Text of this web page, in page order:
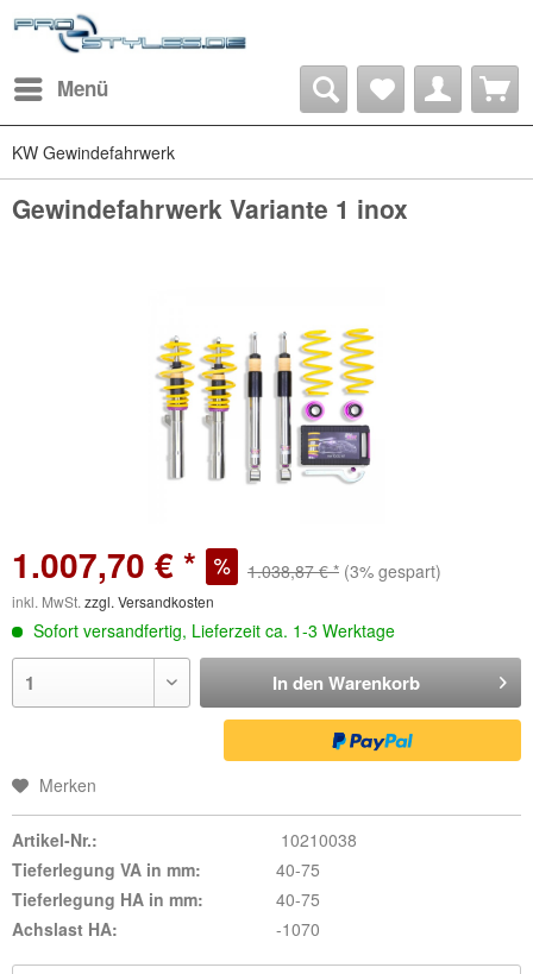
Menü
KW Gewindefahrwerk
Gewindefahrwerk Variante 1 inox
1.007,70 € * 1.038,87 € * (3% gespart)
inkl. MwSt. zzgl. Versandkosten
Sofort versandfertig, Lieferzeit ca. 1-3 Werktage
In den Warenkorb
Merken
Artikel-Nr.:
10210038
Tieferlegung VA in mm:
40-75
Tieferlegung HA in mm:
40-75
Achslast HA:
-1070